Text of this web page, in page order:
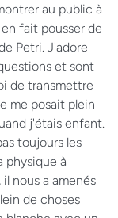
au public à
fait pousser de
Petri. J'adore
et sont
de transmettre
me posait plein
j'étais enfant.
toujours les
physique à
il nous a amenés
de choses